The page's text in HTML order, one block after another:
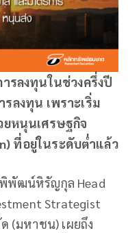
รลงทุนในช่วงครึ่งปี
รลงทุน เพราะเริ่ม
หนุนเศรษฐกิจ
ที่อยู่ในระดับต่ำแล้ว
พัฒน์หิรัญกุล Head
Strategist
(มหาชน) เผยถึง